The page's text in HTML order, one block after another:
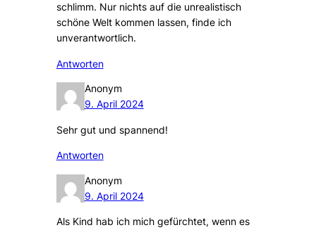
schlimm. Nur nichts auf die unrealistisch
schöne Welt kommen lassen, finde ich
unverantwortlich.
Antworten
Anonym
9. April 2024
Sehr gut und spannend!
Antworten
Anonym
9. April 2024
Als Kind hab ich mich gefürchtet, wenn es